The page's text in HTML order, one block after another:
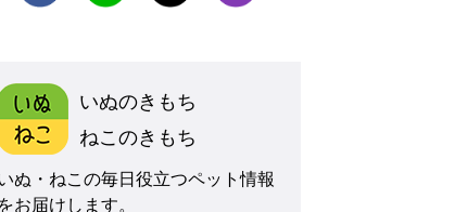
いぬのきもち
ねこのきもち
ぬ・ねこの毎日役立つペット情報
をお届けします。